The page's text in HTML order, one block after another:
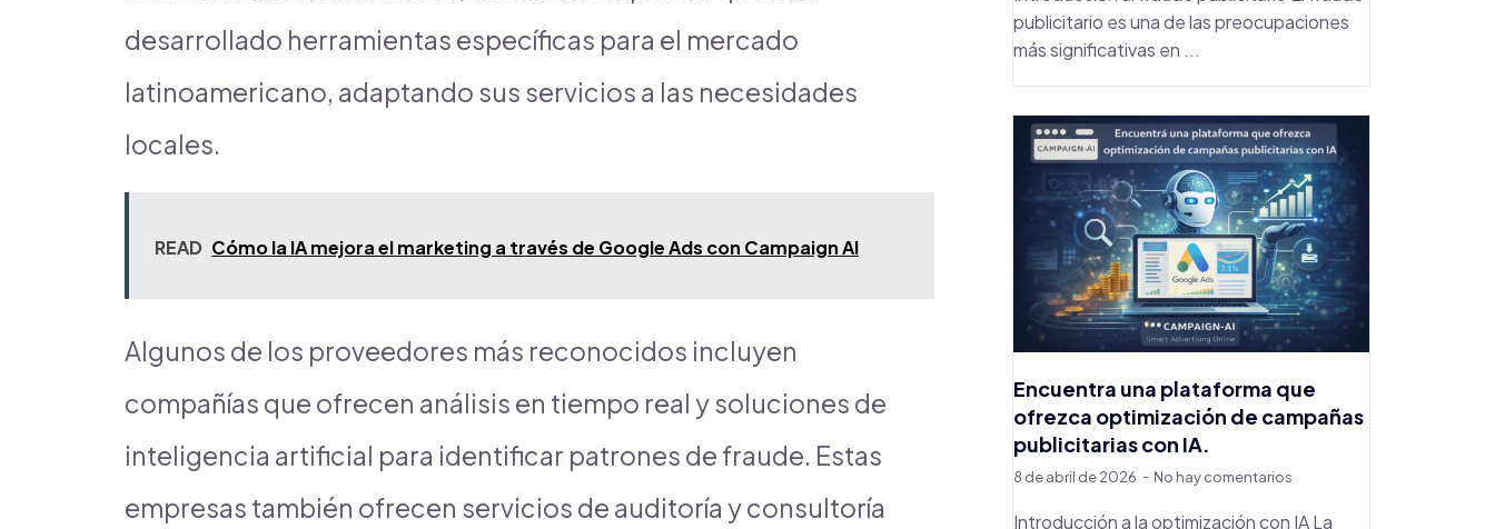
desarrollado herramientas específicas para el mercado
latinoamericano, adaptando sus servicios a las necesidades
locales.
READ Cómo la IA mejora el marketing a través de Google Ads con Campaign AI
Algunos de los proveedores más reconocidos incluyen
compañías que ofrecen análisis en tiempo real y soluciones de
inteligencia artificial para identificar patrones de fraude. Estas
empresas también ofrecen servicios de auditoría y consultoría
publicitario es una de las preocupaciones
más significativas en ...
Encuentra una plataforma que
ofrezca optimización de campañas
publicitarias con IA.
8 de abril de 2026 No hay comentarios
Introducción a la optimización con IA La